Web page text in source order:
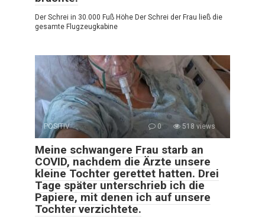
Der Schrei in 30.000 Fuß Höhe Der Schrei der Frau ließ die
gesamte Flugzeugkabine
POSITIV 0 518 views
Meine schwangere Frau starb an
COVID, nachdem die Ärzte unsere
kleine Tochter gerettet hatten. Drei
Tage später unterschrieb ich die
Papiere, mit denen ich auf unsere
Tochter verzichtete.